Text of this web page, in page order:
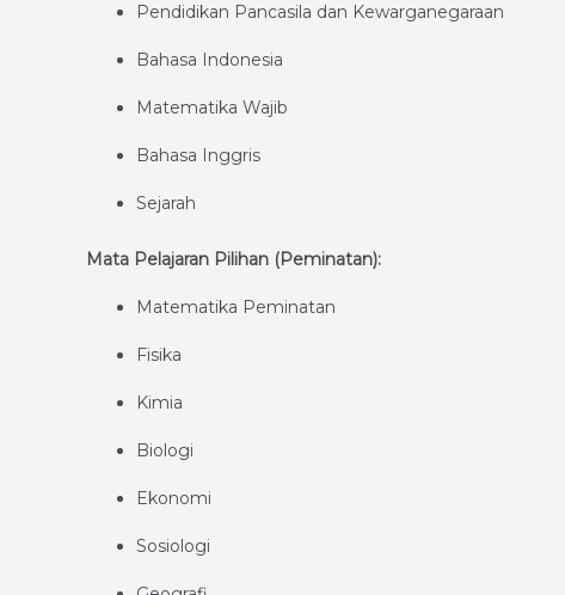
Pendidikan Pancasila dan Kewarganegaraan
Bahasa Indonesia
Matematika Wajib
Bahasa Inggris
Sejarah
Mata Pelajaran Pilihan (Peminatan):
Matematika Peminatan
Fisika
Kimia
Biologi
Ekonomi
Sosiologi